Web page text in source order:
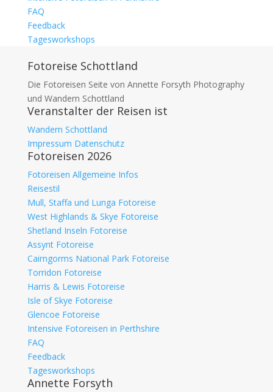
FAQ
Feedback
Tagesworkshops
Fotoreise Schottland
Die Fotoreisen Seite von Annette Forsyth Photography
und Wandern Schottland
Veranstalter der Reisen ist
Wandern Schottland
Impressum Datenschutz
Fotoreisen 2026
Fotoreisen Allgemeine Infos
Reisestil
Mull, Staffa und Lunga Fotoreise
West Highlands & Skye Fotoreise
Shetland Inseln Fotoreise
Assynt Fotoreise
Cairngorms National Park Fotoreise
Torridon Fotoreise
Harris & Lewis Fotoreise
Isle of Skye Fotoreise
Glencoe Fotoreise
Intensive Fotoreisen in Perthshire
FAQ
Feedback
Tagesworkshops
Annette Forsyth